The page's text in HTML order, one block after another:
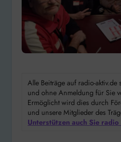
Alle Beiträge auf radio-
und ohne Anmeldung für Sie
Ermöglicht wird dies durch
und unsere Mitglieder des
Unterstützen auch Sie